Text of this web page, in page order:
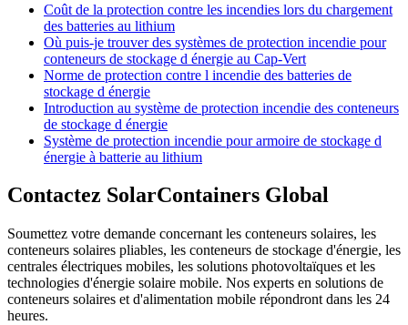
Coût de la protection contre les incendies lors du chargement
des batteries au lithium
Où puis-je trouver des systèmes de protection incendie pour
conteneurs de stockage d énergie au Cap-Vert
Norme de protection contre l incendie des batteries de
stockage d énergie
Introduction au système de protection incendie des conteneurs
de stockage d énergie
Système de protection incendie pour armoire de stockage d
énergie à batterie au lithium
Contactez SolarContainers Global
Soumettez votre demande concernant les conteneurs solaires, les
conteneurs solaires pliables, les conteneurs de stockage d'énergie, les
centrales électriques mobiles, les solutions photovoltaïques et les
technologies d'énergie solaire mobile. Nos experts en solutions de
conteneurs solaires et d'alimentation mobile répondront dans les 24
heures.